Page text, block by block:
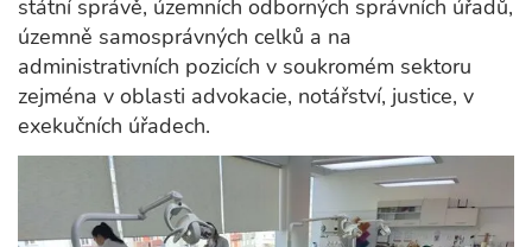
státní správě, územních odborných správních úřadů,
územně samosprávných celků a na
administrativních pozicích v soukromém sektoru
zejména v oblasti advokacie, notářství, justice, v
exekučních úřadech.